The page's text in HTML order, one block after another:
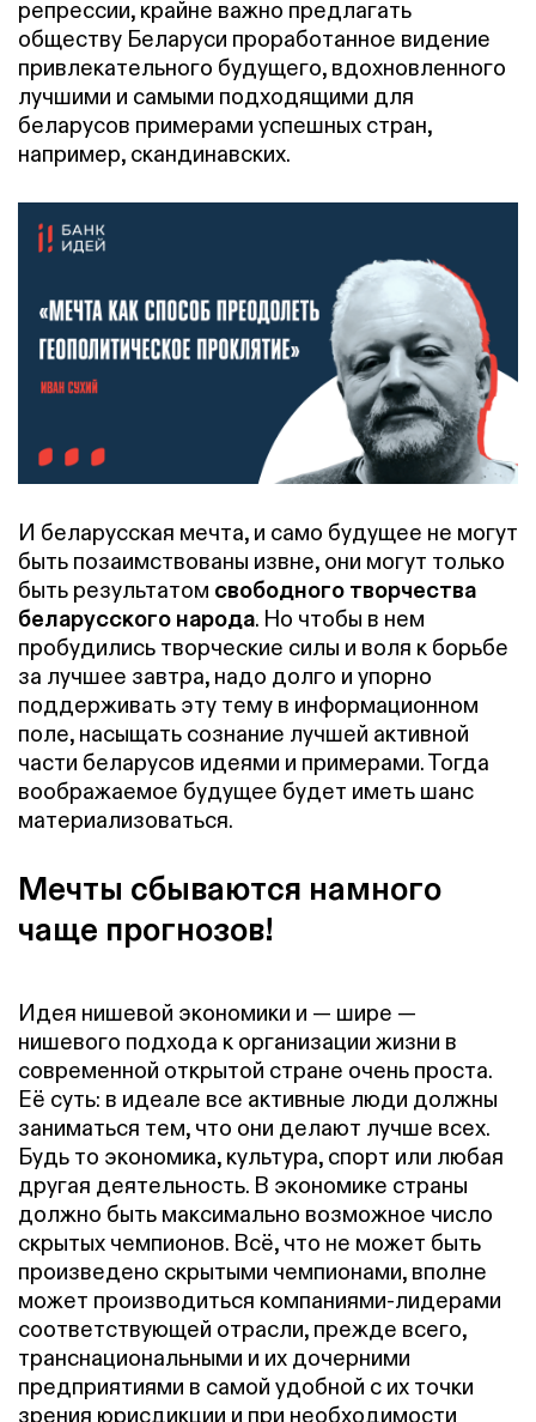
репрессии, крайне важно предлагать
обществу Беларуси проработанное видение
привлекательного будущего, вдохновленного
лучшими и самыми подходящими для
беларусов примерами успешных стран,
например, скандинавских.
И беларусская мечта, и само будущее не могут
быть позаимствованы извне, они могут только
быть результатом свободного творчества
беларусского народа. Но чтобы в нем
пробудились творческие силы и воля к борьбе
за лучшее завтра, надо долго и упорно
поддерживать эту тему в информационном
поле, насыщать сознание лучшей активной
части беларусов идеями и примерами. Тогда
воображаемое будущее будет иметь шанс
материализоваться.
Мечты сбываются намного
чаще прогнозов!
Идея нишевой экономики и — шире —
нишевого подхода к организации жизни в
современной открытой стране очень проста.
Её суть: в идеале все активные люди должны
заниматься тем, что они делают лучше всех.
Будь то экономика, культура, спорт или любая
другая деятельность. В экономике страны
должно быть максимально возможное число
скрытых чемпионов. Всё, что не может быть
произведено скрытыми чемпионами, вполне
может производиться компаниями-лидерами
соответствующей отрасли, прежде всего,
транснациональными и их дочерними
предприятиями в самой удобной с их точки
зрения юрисдикции и при необходимости